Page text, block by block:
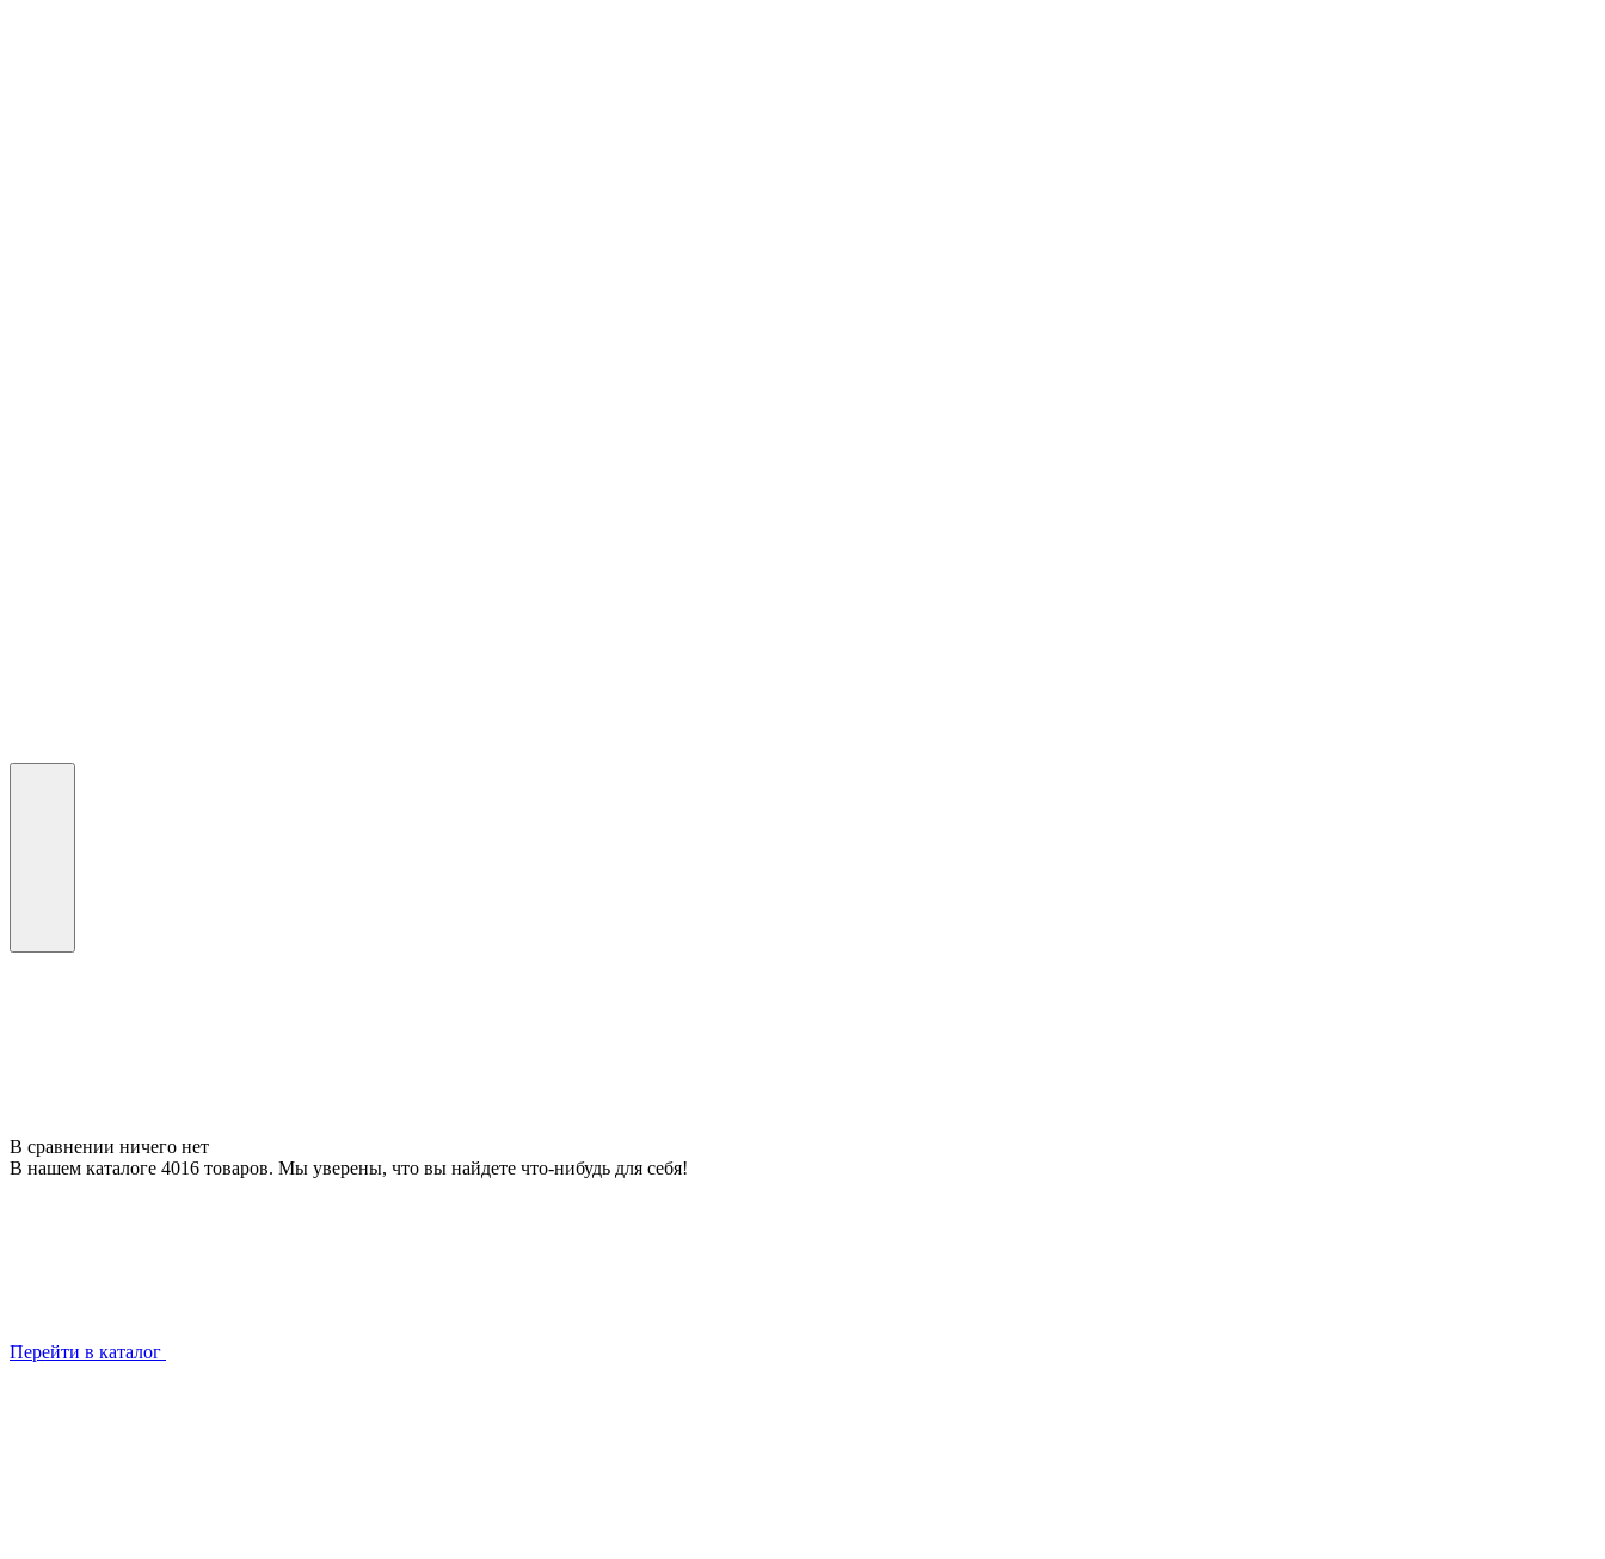
В сравнении ничего нет
В нашем каталоге 4016 товаров. Мы уверены, что вы найдете что-нибудь для себя!
Перейти в каталог